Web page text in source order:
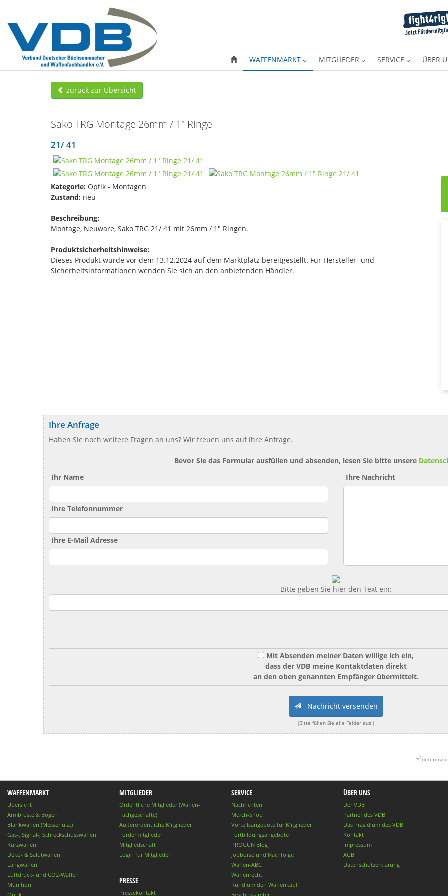
WAFFENMARKT MITGLIEDER SERVICE ÜBER
zurück zur Übersicht
Sako TRG Montage 26mm / 1" Ringe
21/ 41
Kategorie: Optik - Montagen
Zustand: neu
Beschreibung:
Montage, Neuware, Sako TRG 21/ 41 mit 26mm / 1" Ringen.
Produktsicherheitshinweise:
Dieses Produkt wurde vor dem 13.12.2024 auf dem Marktplatz bereitgestellt. Für Hersteller- und
Sicherheitsinformationen wenden Sie sich an den anbietenden Händler.
Ihre Anfrage
Haben Sie noch weitere Fragen an uns? Wir freuen uns auf ihre Anfrage.
Bevor Sie das Formular ausfüllen und absenden, lesen Sie bitte unsere
Ihr Name
Ihre Telefonnummer
Ihre E-Mail Adresse
Ihre Nachricht
Bitte geben Sie hier den Text ein:
Mit Absenden meiner Daten willige ich ein,
dass der VDB meine Kontaktdaten direkt
an den oben genannten Empfänger übermittelt.
Nachricht versenden
(Bitte füllen Sie alle Felder aus!)
*2
WAFFENMARKT
Übersicht
Armbrüste & Bögen
Blankwaffen (Messer u.ä.)
Gas-, Signal-, Schreckschusswaffen
Kurzwaffen
Deko- & Salutwaffen
Langwaffen
Luftdruck- und CO2-Waffen
Munition
MITGLIEDER
Ordentliche Mitglieder (Waffen-
Fachgeschäfte)
Außerordentliche Mitglieder
Fördermitglieder
Mitgliedschaft
Login für Mitglieder
PRESSE
Pressekontakt
SERVICE
Nachrichten
Merch-Shop
Vorteilsangebote für Mitglieder
Fortbildungsangebote
PROGUN Blog
Jobbörse und Nachfolge
Waffen-ABC
Waffenrecht
Rund um den Waffenkauf
ÜBER UNS
Der VDB
Partner des VDB
Das Präsidium des VDB
Kontakt
Impressum
AGB
Datenschutzerklärung